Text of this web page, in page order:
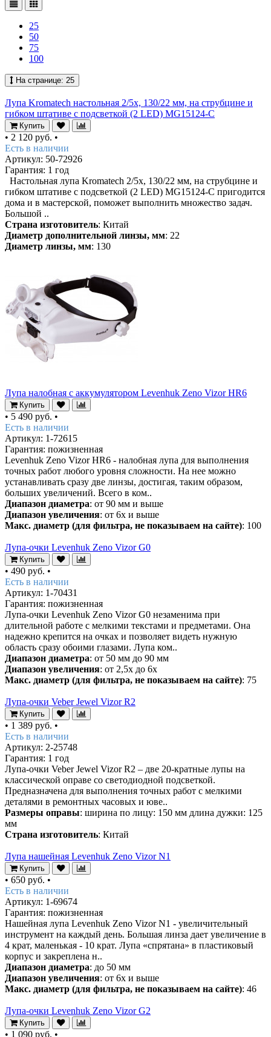
25
50
75
100
На странице: 25
Лупа Kromatech настольная 2/5x, 130/22 мм, на струбцине и
гибком штативе с подсветкой (2 LED) MG15124-C
Купить
• 2 120 руб. •
Есть в наличии
Артикул: 50-72926
Гарантия: 1 год
Настольная лупа Kromatech 2/5x, 130/22 мм, на струбцине и
гибком штативе с подсветкой (2 LED) MG15124-C пригодится
дома и в мастерской, поможет выполнить множество задач.
Большой ..
Страна изготовитель: Китай
Диаметр дополнительной линзы, мм: 22
Диаметр линзы, мм: 130
Лупа налобная с аккумулятором Levenhuk Zeno Vizor HR6
Купить
• 5 490 руб. •
Есть в наличии
Артикул: 1-72615
Гарантия: пожизненная
Levenhuk Zeno Vizor HR6 - налобная лупа для выполнения
точных работ любого уровня сложности. На нее можно
устанавливать сразу две линзы, достигая, таким образом,
больших увеличений. Всего в ком..
Диапазон диаметра: от 90 мм и выше
Диапазон увеличения: от 6х и выше
Макс. диаметр (для фильтра, не показываем на сайте): 100
Лупа-очки Levenhuk Zeno Vizor G0
Купить
• 490 руб. •
Есть в наличии
Артикул: 1-70431
Гарантия: пожизненная
Лупа-очки Levenhuk Zeno Vizor G0 незаменима при
длительной работе с мелкими текстами и предметами. Она
надежно крепится на очках и позволяет видеть нужную
область сразу обоими глазами. Лупа ком..
Диапазон диаметра: от 50 мм до 90 мм
Диапазон увеличения: от 2,5х до 6х
Макс. диаметр (для фильтра, не показываем на сайте): 75
Лупа-очки Veber Jewel Vizor R2
Купить
• 1 389 руб. •
Есть в наличии
Артикул: 2-25748
Гарантия: 1 год
Лупа-очки Veber Jewel Vizor R2 – две 20-кратные лупы на
классической оправе со светодиодной подсветкой.
Предназначена для выполнения точных работ с мелкими
деталями в ремонтных часовых и юве..
Размеры оправы: ширина по лицу: 150 мм длина дужки: 125
мм
Страна изготовитель: Китай
Лупа нашейная Levenhuk Zeno Vizor N1
Купить
• 650 руб. •
Есть в наличии
Артикул: 1-69674
Гарантия: пожизненная
Нашейная лупа Levenhuk Zeno Vizor N1 - увеличительный
инструмент на каждый день. Большая линза дает увеличение в
4 крат, маленькая - 10 крат. Лупа «спрятана» в пластиковый
корпус и закреплена н..
Диапазон диаметра: до 50 мм
Диапазон увеличения: от 6х и выше
Макс. диаметр (для фильтра, не показываем на сайте): 46
Лупа-очки Levenhuk Zeno Vizor G2
Купить
• 1 090 руб. •